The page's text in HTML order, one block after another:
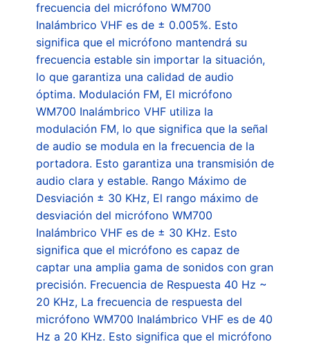
frecuencia del micrófono WM700
Inalámbrico VHF es de ± 0.005%. Esto
significa que el micrófono mantendrá su
frecuencia estable sin importar la situación,
lo que garantiza una calidad de audio
óptima. Modulación FM, El micrófono
WM700 Inalámbrico VHF utiliza la
modulación FM, lo que significa que la señal
de audio se modula en la frecuencia de la
portadora. Esto garantiza una transmisión de
audio clara y estable. Rango Máximo de
Desviación ± 30 KHz, El rango máximo de
desviación del micrófono WM700
Inalámbrico VHF es de ± 30 KHz. Esto
significa que el micrófono es capaz de
captar una amplia gama de sonidos con gran
precisión. Frecuencia de Respuesta 40 Hz ~
20 KHz, La frecuencia de respuesta del
micrófono WM700 Inalámbrico VHF es de 40
Hz a 20 KHz. Esto significa que el micrófono